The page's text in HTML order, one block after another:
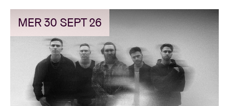
MER 30 SEPT 26